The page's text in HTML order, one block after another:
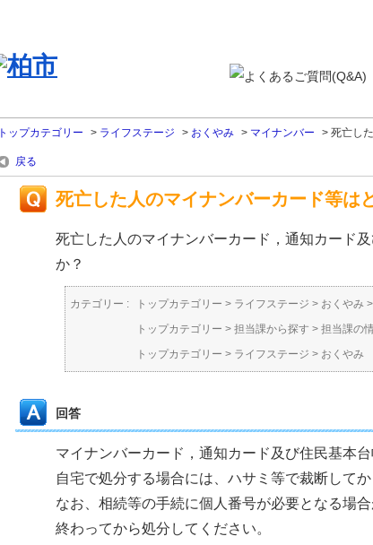
トップカテゴリー > ライフステージ > おくやみ > マイナンバー > 死亡し
戻る
死亡した人のマイナンバーカード等は
死亡した人のマイナンバーカード，通知カード
か？
カテゴリー : トップカテゴリー > ライフステージ > おくやみ >
トップカテゴリー > 担当課から探す > 担当課の
トップカテゴリー > ライフステージ > おくやみ
回答
マイナンバーカード，通知カード及び住民基本
自宅で処分する場合には、ハサミ等で裁断してか
なお、相続等の手続に個人番号が必要となる場
終わってから処分してください。